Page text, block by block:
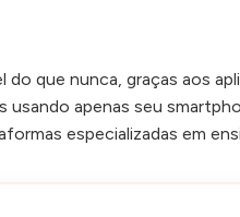
do que nunca, graças aos
usando apenas seu
especializadas em